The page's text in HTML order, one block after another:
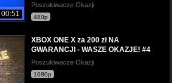
00:51
Poszukiwacze Okazji
480p
XBOX ONE X za 200 zł NA
GWARANCJI - WASZE OKAZJE! #4
Poszukiwacze Okazji
1080p